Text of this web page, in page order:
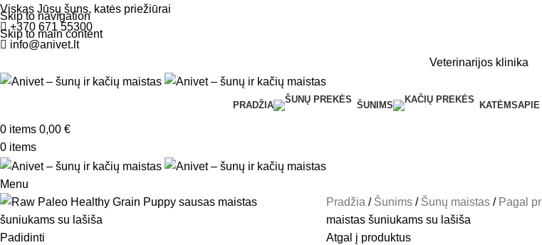
Skip to navigation
Skip to main content
Viskas Jūsų šuns, katės priežiūrai
+370 671 55300
info@anivet.lt
Veterinarijos klinika
PRADŽIA ŠUNIMS KATĖMSAPIE
0 items 0,00 €
0 items
Menu
Padidinti
Pradžia Šunims Šunų maistas Pagal
maistas šuniukams su lašiša
Atgal į produktus